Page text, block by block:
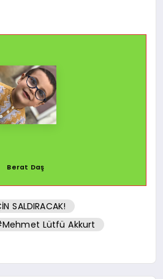
Berat Daş
SALDIRACAK!
Lütfü Akkurt